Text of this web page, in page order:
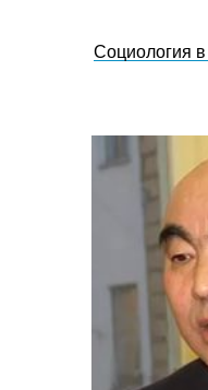
Социология в